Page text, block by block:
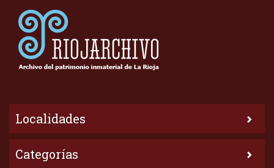
Localidades
Categorías